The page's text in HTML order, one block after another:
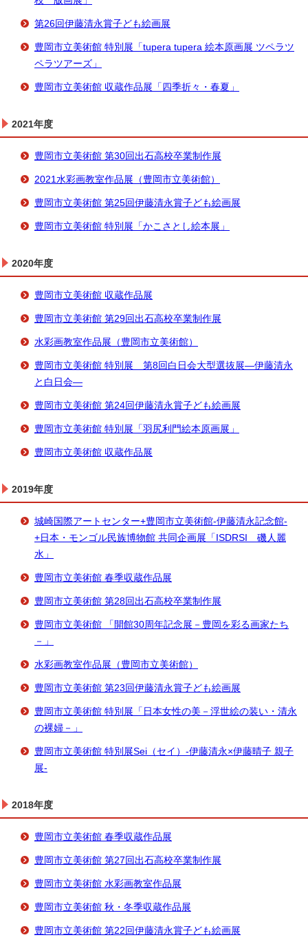
第26回伊藤清永賞子ども絵画展
豊岡市立美術館 特別展「tupera tupera 絵本原画展 ツペラツ
ペラツアーズ」
豊岡市立美術館 収蔵作品展「四季折々・春夏」
2021年度
豊岡市立美術館 第30回出石高校卒業制作展
2021水彩画教室作品展（豊岡市立美術館）
豊岡市立美術館 第25回伊藤清永賞子ども絵画展
豊岡市立美術館 特別展「かこさとし絵本展」
2020年度
豊岡市立美術館 収蔵作品展
豊岡市立美術館 第29回出石高校卒業制作展
水彩画教室作品展（豊岡市立美術館）
豊岡市立美術館 特別展 第8回白日会大型選抜展―伊藤清永
と白日会―
豊岡市立美術館 第24回伊藤清永賞子ども絵画展
豊岡市立美術館 特別展「羽尻利門絵本原画展」
豊岡市立美術館 収蔵作品展
2019年度
城崎国際アートセンター+豊岡市立美術館-伊藤清永記念館-
+日本・モンゴル民族博物館 共同企画展「ISDRSI 磯人麗
水」
豊岡市立美術館 春季収蔵作品展
豊岡市立美術館 第28回出石高校卒業制作展
豊岡市立美術館 「開館30周年記念展－豊岡を彩る画家たち
－」
水彩画教室作品展（豊岡市立美術館）
豊岡市立美術館 第23回伊藤清永賞子ども絵画展
豊岡市立美術館 特別展「日本女性の美－浮世絵の装い・清永
の裸婦－」
豊岡市立美術館 特別展Sei（セイ）-伊藤清永×伊藤晴子 親子
展-
2018年度
豊岡市立美術館 春季収蔵作品展
豊岡市立美術館 第27回出石高校卒業制作展
豊岡市立美術館 水彩画教室作品展
豊岡市立美術館 秋・冬季収蔵作品展
豊岡市立美術館 第22回伊藤清永賞子ども絵画展